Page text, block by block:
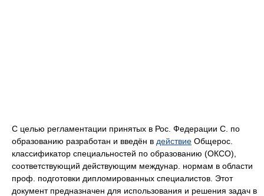
С целью регламентации принятых в Рос. Федерации С. по
образованию разработан и введён в действие Общерос.
классификатор специальностей по образованию (ОКСО),
соответствующий действующим междунар. нормам в области
проф. подготовки дипломированных специалистов. Этот
документ предназначен для использования и решения задач в